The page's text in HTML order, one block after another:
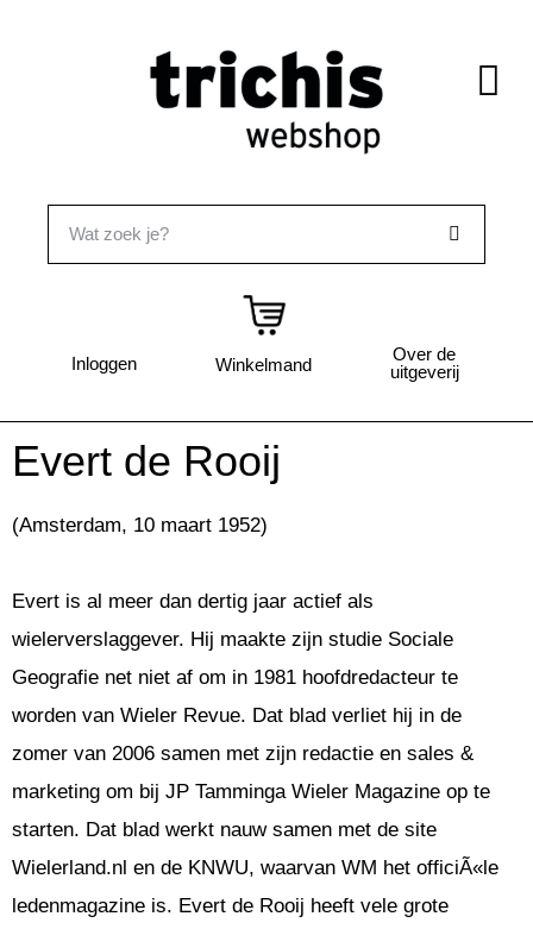
Inloggen Winkelmand
Over de
uitgeverij
Evert de Rooij
(Amsterdam, 10 maart 1952)
Evert is al meer dan dertig jaar actief als
wielerverslaggever. Hij maakte zijn studie Sociale
Geografie net niet af om in 1981 hoofdredacteur te
worden van Wieler Revue. Dat blad verliet hij in de
zomer van 2006 samen met zijn redactie en sales &
marketing om bij JP Tamminga Wieler Magazine op te
starten. Dat blad werkt nauw samen met de site
Wielerland.nl en de KNWU, waarvan WM het officiÃ«le
ledenmagazine is. Evert de Rooij heeft vele grote